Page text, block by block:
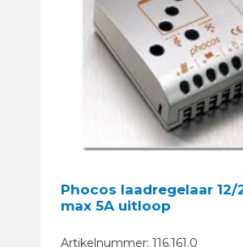
Phocos laadregelaar 12/
max 5A uitloop
Artikelnummer: 116.161.0